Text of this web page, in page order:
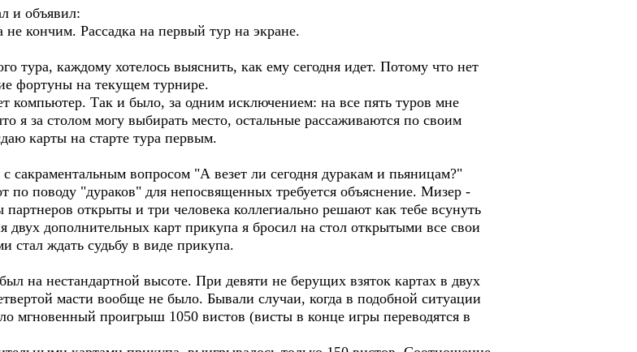
и объявил:
кончим. Рассадка на первый тур на экране.
тура, каждому хотелось выяснить, как ему сегодня идет. Потому что нет
фортуны на текущем турнире.
компьютер. Так и было, за одним исключением: на все пять туров мне
я за столом могу выбирать место, остальные рассаживаются по своим
карты на старте тура первым.
сакраментальным вопросом "А везет ли сегодня дуракам и пьяницам?"
поводу "дураков" для непосвященных требуется объяснение. Мизер -
партнеров открыты и три человека коллегиально решают как тебе всунуть
дополнительных карт прикупа я бросил на стол открытыми все свои
стал ждать судьбу в виде прикупа.
на нестандартной высоте. При девяти не берущих взяток картах в двух
масти вообще не было. Бывали случаи, когда в подобной ситуации
мгновенный проигрыш 1050 вистов (висты в конце игры переводятся в